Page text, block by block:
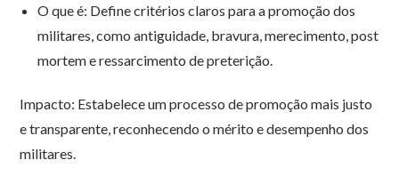
O que é: Define critérios claros para a promoção dos
militares, como antiguidade, bravura, merecimento, post
mortem e ressarcimento de preterição.
Impacto: Estabelece um processo de promoção mais justo
e transparente, reconhecendo o mérito e desempenho dos
militares.